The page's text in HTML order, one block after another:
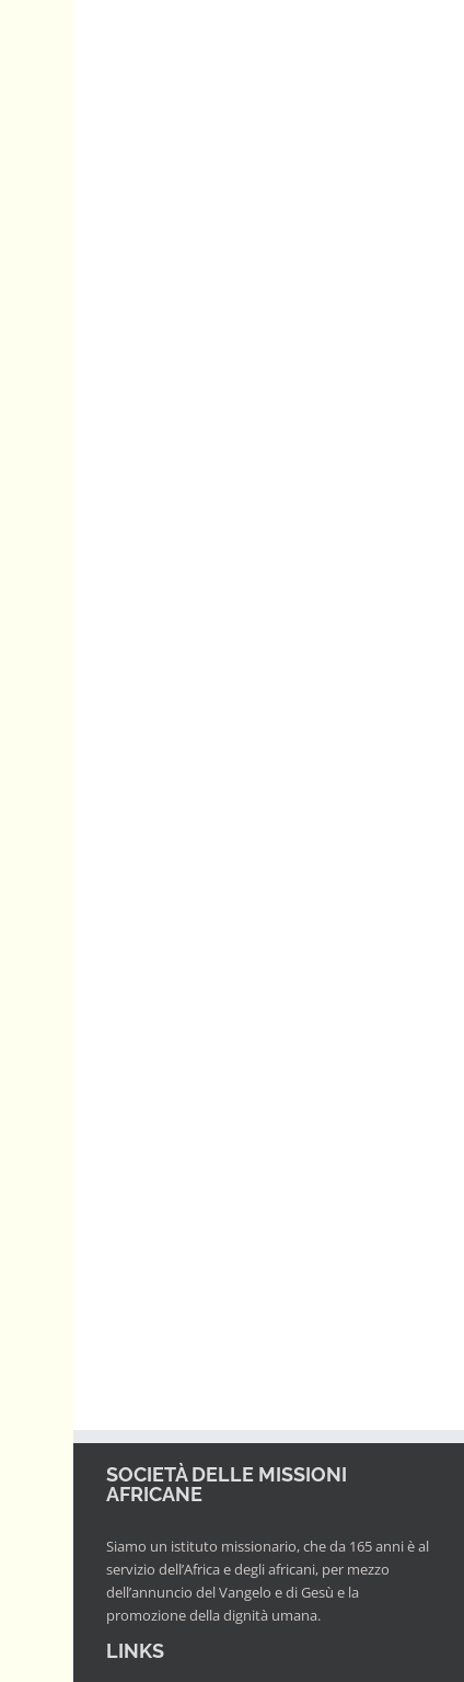
SOCIETÀ DELLE MISSIONI
AFRICANE
Siamo un istituto missionario, che da 165 anni è al
servizio dell’Africa e degli africani, per mezzo
dell’annuncio del Vangelo e di Gesù e la
promozione della dignità umana.
LINKS